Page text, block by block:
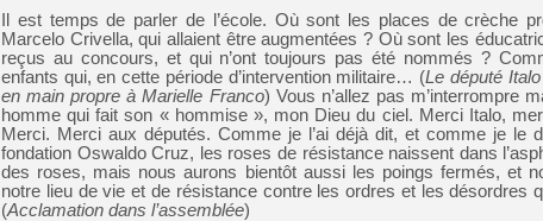
Il est temps de parler de l’école. Où sont les places de crèche
Marcelo Crivella, qui allaient être augmentées ? Où sont les
reçus au concours, et qui n’ont toujours pas été nommés ?
enfants qui, en cette période d’intervention militaire… (Le député
en main propre à Marielle Franco) Vous n’allez pas m’interrompre
homme qui fait son « hommise », mon Dieu du ciel. Merci Italo,
Merci. Merci aux députés. Comme je l’ai déjà dit, et comme je le
fondation Oswaldo Cruz, les roses de résistance naissent dans
des roses, mais nous aurons bientôt aussi les poings fermés, et
notre lieu de vie et de résistance contre les ordres et les désordres
(Acclamation dans l’assemblée)